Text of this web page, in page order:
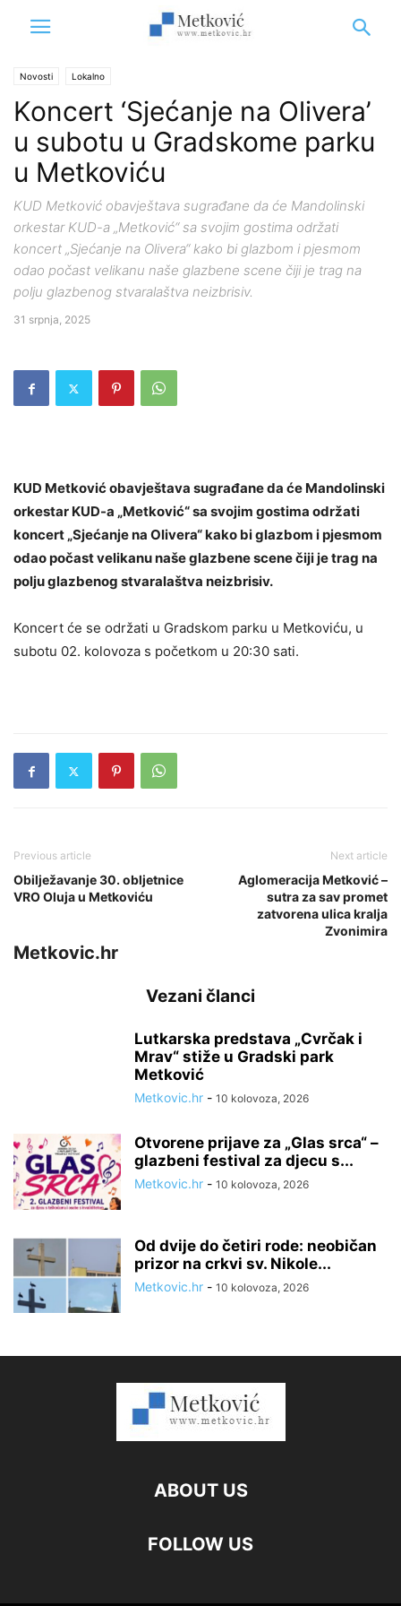
Novosti Lokalno
Koncert ‘Sjećanje na Olivera’
u subotu u Gradskome parku
u Metkoviću
KUD Metković obavještava sugrađane da će Mandolinski
orkestar KUD-a „Metković“ sa svojim gostima održati
koncert „Sjećanje na Olivera“ kako bi glazbom i pjesmom
odao počast velikanu naše glazbene scene čiji je trag na
polju glazbenog stvaralaštva neizbrisiv.
31 srpnja, 2025
KUD Metković obavještava sugrađane da će Mandolinski
orkestar KUD-a „Metković“ sa svojim gostima održati
koncert „Sjećanje na Olivera“ kako bi glazbom i pjesmom
odao počast velikanu naše glazbene scene čiji je trag na
polju glazbenog stvaralaštva neizbrisiv.
Koncert će se održati u Gradskom parku u Metkoviću, u
subotu 02. kolovoza s početkom u 20:30 sati.
Previous article
Obilježavanje 30. obljetnice
VRO Oluja u Metkoviću
Next article
Aglomeracija Metković –
sutra za sav promet
zatvorena ulica kralja
Zvonimira
Metkovic.hr
Vezani članci
Lutkarska predstava „Cvrčak i
Mrav“ stiže u Gradski park
Metković
Metkovic.hr - 10 kolovoza, 2026
Otvorene prijave za „Glas srca“ –
glazbeni festival za djecu s...
Metkovic.hr - 10 kolovoza, 2026
Od dvije do četiri rode: neobičan
prizor na crkvi sv. Nikole...
Metkovic.hr - 10 kolovoza, 2026
ABOUT US
FOLLOW US